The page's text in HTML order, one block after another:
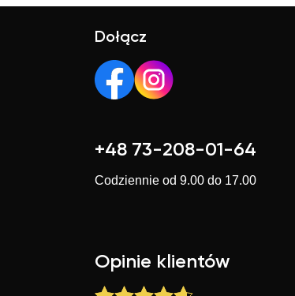
Dołącz
+48 73-208-01-64
Codziennie od 9.00 do 17.00
Opinie klientów